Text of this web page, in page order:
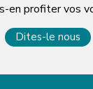
en profiter vos
Dites-le nous